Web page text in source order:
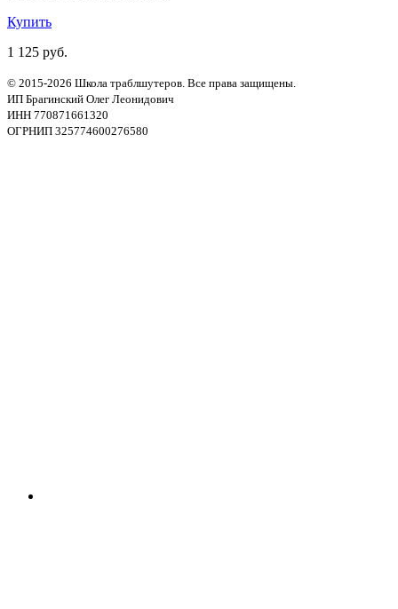
Купить
1 125 руб.
© 2015-2026 Школа траблшутеров. Все права защищены.
ИП Брагинский Олег Леонидович
ИНН 770871661320
ОГРНИП 325774600276580